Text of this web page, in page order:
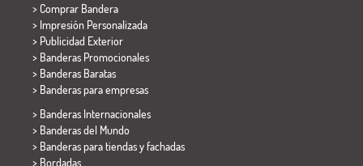
> Comprar Bandera
> Impresión Personalizada
> Publicidad Exterior
> Banderas Promocionales
> Banderas Baratas
> Banderas para empresas
> Banderas Internacionales
> Banderas del Mundo
> Banderas para tiendas y fachadas
> Bordadas